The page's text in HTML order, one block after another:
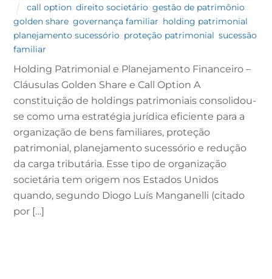
call option, direito societário, gestão de patrimônio,
golden share ,governança familiar holding patrimonial
planejamento sucessório proteção patrimonial ,sucessão
familiar
Holding Patrimonial e Planejamento Financeiro –
Cláusulas Golden Share e Call Option A
constituição de holdings patrimoniais consolidou-
se como uma estratégia jurídica eficiente para a
organização de bens familiares, proteção
patrimonial, planejamento sucessório e redução
da carga tributária. Esse tipo de organização
societária tem origem nos Estados Unidos
quando, segundo Diogo Luís Manganelli (citado
por […]